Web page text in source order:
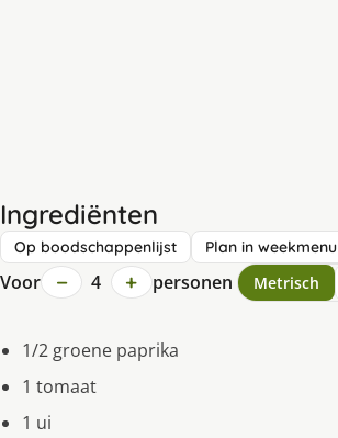
Ingrediënten
Op boodschappenlijst Plan in weekmenu
Voor − 4 + personen Metrisch
1/2 groene paprika
1 tomaat
1 ui